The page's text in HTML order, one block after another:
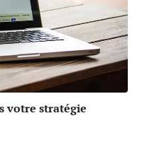
votre stratégie